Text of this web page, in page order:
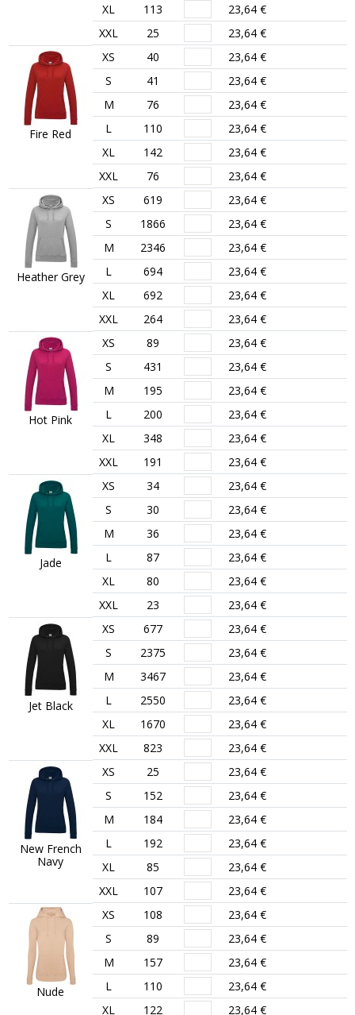
XL
113
23,64 €
XXL
25 23,64 €
Fire Red
XS 40
23,64 €
S
41
23,64 €
M
76
23,64 €
L
110
23,64 €
XL
142
23,64 €
XXL
76 23,64 €
Heather Grey
XS 619
23,64 €
S
1866
23,64 €
M
2346
23,64 €
L
694
23,64 €
XL
692
23,64 €
XXL
264 23,64 €
Hot Pink
XS 89
23,64 €
S
431
23,64 €
M
195
23,64 €
L
200
23,64 €
XL
348
23,64 €
XXL
191 23,64 €
Jade
XS 34
23,64 €
S
30
23,64 €
M
36
23,64 €
L
87
23,64 €
XL
80
23,64 €
XXL
23 23,64 €
Jet Black
XS 677
23,64 €
S
2375
23,64 €
M
3467
23,64 €
L
2550
23,64 €
XL
1670
23,64 €
XXL
823 23,64 €
New French
Navy
XS 25
23,64 €
S
152
23,64 €
M
184
23,64 €
L
192
23,64 €
XL
85
23,64 €
XXL
107 23,64 €
Nude
XS 108
23,64 €
S
89
23,64 €
M
157
23,64 €
L
110
23,64 €
XL
122 23,64 €